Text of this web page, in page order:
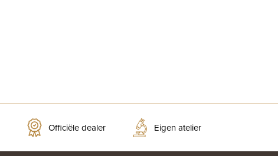
Officiële dealer Eigen atelier